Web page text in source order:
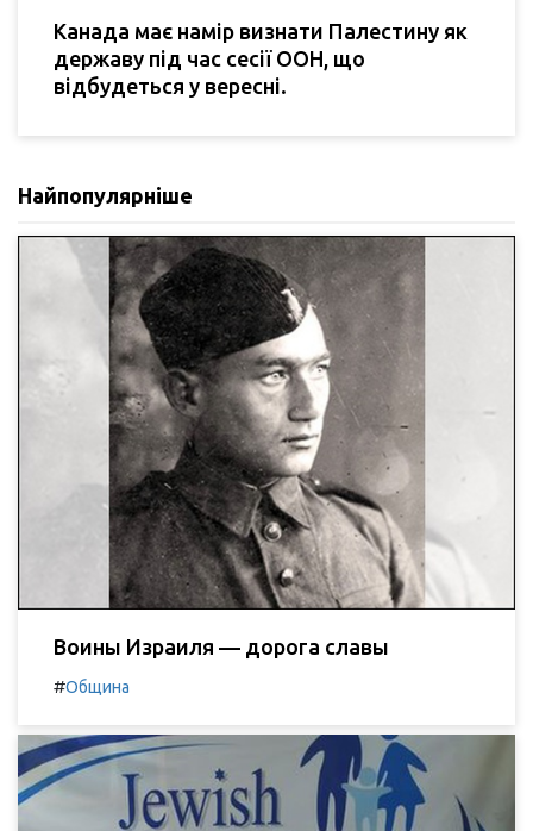
Канада має намір визнати Палестину як
державу під час сесії ООН, що
відбудеться у вересні.
Найпопулярніше
Воины Израиля — дорога славы
#Община